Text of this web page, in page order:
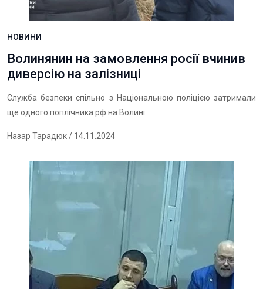
НОВИНИ
Волинянин на замовлення росії вчинив
диверсію на залізниці
Служба безпеки спільно з Національною поліцією затримали
ще одного поплічника рф на Волині
Назар Тарадюк/ 14.11.2024